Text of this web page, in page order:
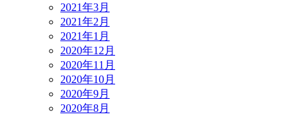
2021年3月
2021年2月
2021年1月
2020年12月
2020年11月
2020年10月
2020年9月
2020年8月